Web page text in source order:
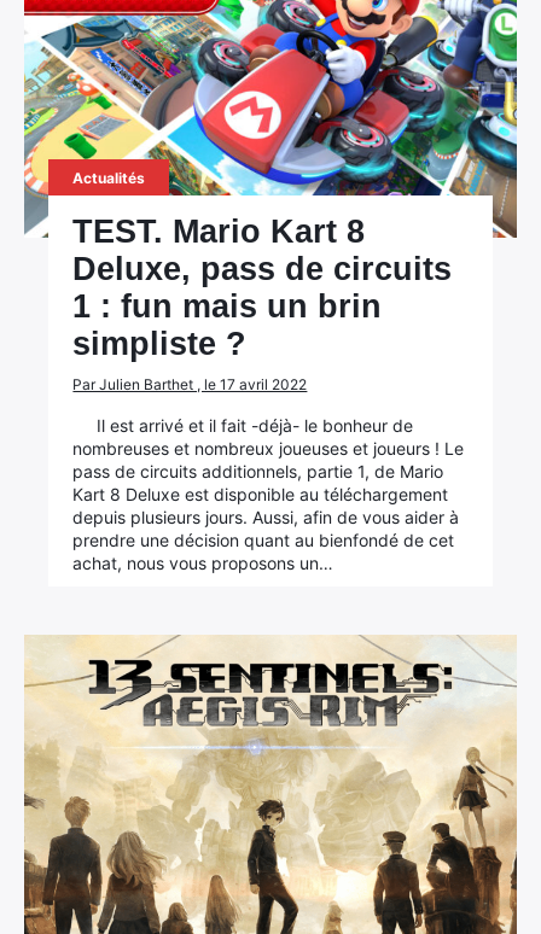
Actualités
TEST. Mario Kart 8
Deluxe, pass de circuits
1 : fun mais un brin
simpliste ?
Par Julien Barthet , le 17 avril 2022
Il est arrivé et il fait -déjà- le bonheur de
nombreuses et nombreux joueuses et joueurs ! Le
pass de circuits additionnels, partie 1, de Mario
Kart 8 Deluxe est disponible au téléchargement
depuis plusieurs jours. Aussi, afin de vous aider à
prendre une décision quant au bienfondé de cet
achat, nous vous proposons un…